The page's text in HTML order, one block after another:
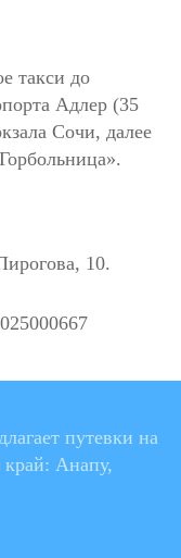
такси до
Адлер (35
Сочи, далее
10.
путевки на
Анапу,